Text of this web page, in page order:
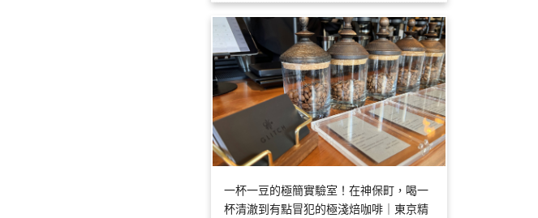
一杯一豆的極簡實驗室！在神保町，喝一
杯清澈到有點冒犯的極淺焙咖啡｜東京精